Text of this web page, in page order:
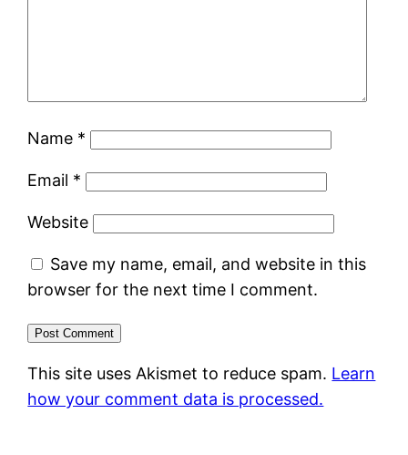
Name *
Email *
Website
Save my name, email, and website in this
browser for the next time I comment.
This site uses Akismet to reduce spam. Learn
how your comment data is processed.